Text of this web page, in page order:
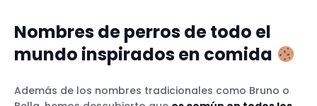
Nombres de perros de todo el
mundo inspirados en comida
Además de los nombres tradicionales como Bruno o